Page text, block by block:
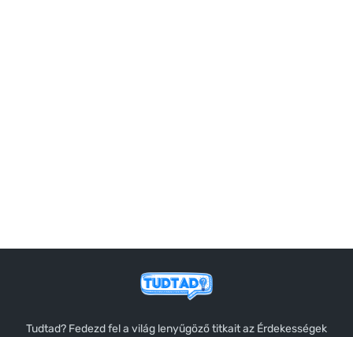
Tudtad? Fedezd fel a világ lenyűgöző titkait az Érdekességek